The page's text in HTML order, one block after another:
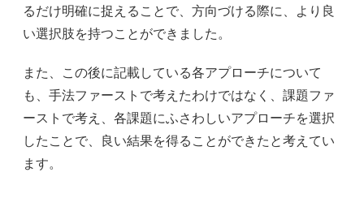
るだけ明確に捉えることで、方向づける際に、より良
い選択肢を持つことができました。
また、この後に記載している各アプローチについて
も、手法ファーストで考えたわけではなく、課題ファ
ーストで考え、各課題にふさわしいアプローチを選択
したことで、良い結果を得ることができたと考えてい
ます。